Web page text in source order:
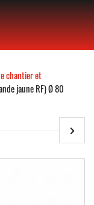
chantier et
jaune RF) Ø 80